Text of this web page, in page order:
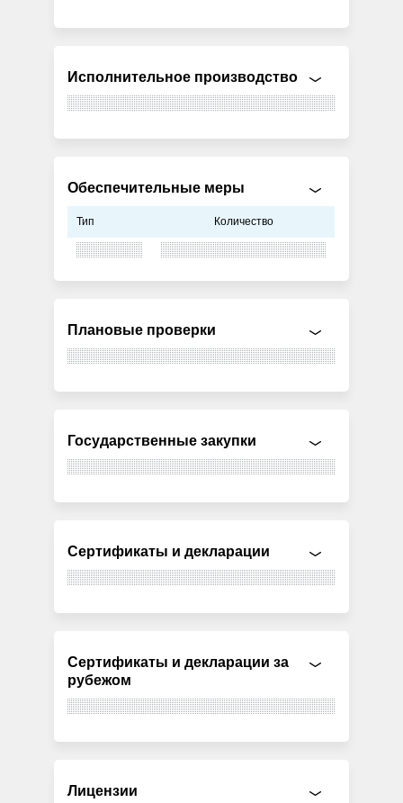
Исполнительное производство
Обеспечительные меры
Тип Количество
Плановые проверки
Государственные закупки
Сертификаты и декларации
Сертификаты и декларации за
рубежом
Лицензии